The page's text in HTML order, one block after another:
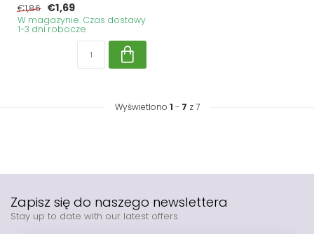
€1,86 €1,69
W magazynie. Czas dostawy
1-3 dni robocze
Wyświetlono 1 - 7 z 7
Zapisz się do naszego newslettera
Stay up to date with our latest offers